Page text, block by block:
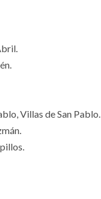
Villas de San Pablo.